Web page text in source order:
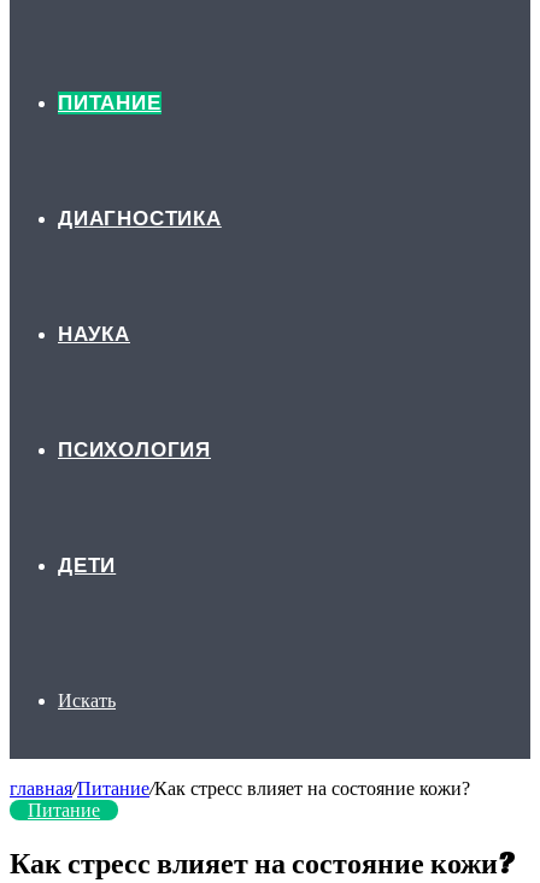
ПИТАНИЕ
ДИАГНОСТИКА
НАУКА
ПСИХОЛОГИЯ
ДЕТИ
Искать
главная/Питание/Как стресс влияет на состояние кожи?
Питание
Как стресс влияет на состояние кожи?